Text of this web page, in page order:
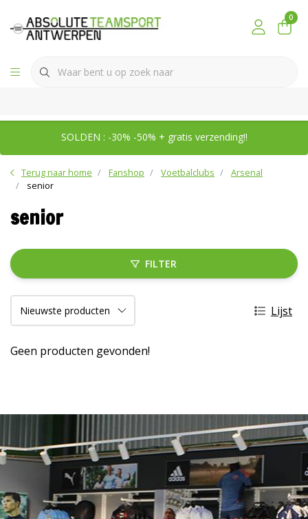
0
SOLDEN : -30% -50% + gratis verzending!!
Terug naar home Fanshop Voetbalclubs
Arsenal
senior
senior
FILTER
Lijst
Geen producten gevonden!